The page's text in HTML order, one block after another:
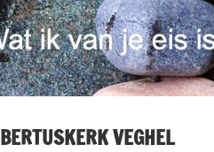
VEGHEL